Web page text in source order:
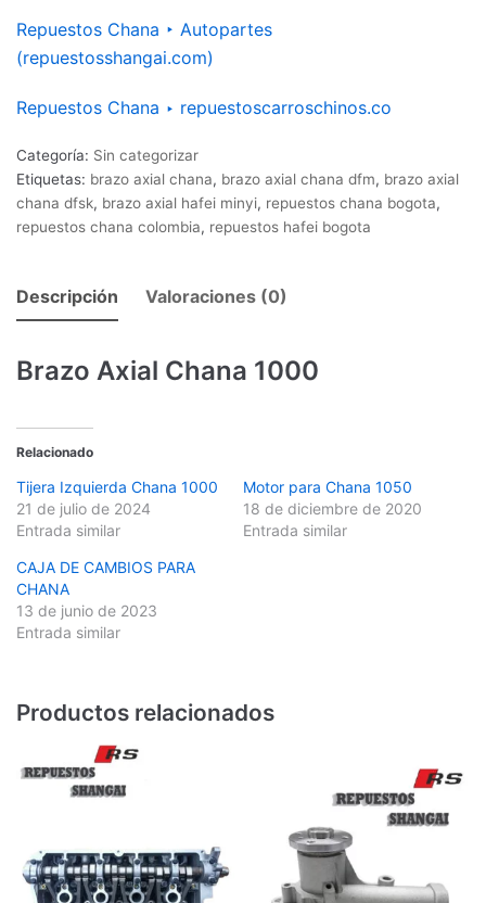
Repuestos Chana ‣ Autopartes
(repuestosshangai.com)
Repuestos Chana ‣ repuestoscarroschinos.co
Categoría: Sin categorizar
Etiquetas: brazo axial chana, brazo axial chana dfm, brazo axial
chana dfsk, brazo axial hafei minyi, repuestos chana bogota,
repuestos chana colombia, repuestos hafei bogota
Descripción Valoraciones (0)
Brazo Axial Chana 1000
Relacionado
Tijera Izquierda Chana 1000
21 de julio de 2024
Entrada similar
Motor para Chana 1050
18 de diciembre de 2020
Entrada similar
CAJA DE CAMBIOS PARA
CHANA
13 de junio de 2023
Entrada similar
Productos relacionados